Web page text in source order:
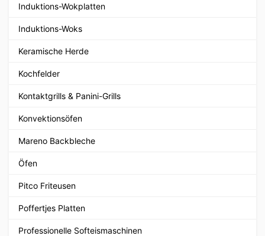
Induktions-Wokplatten
Induktions-Woks
Keramische Herde
Kochfelder
Kontaktgrills & Panini-Grills
Konvektionsöfen
Mareno Backbleche
Öfen
Pitco Friteusen
Poffertjes Platten
Professionelle Softeismaschinen